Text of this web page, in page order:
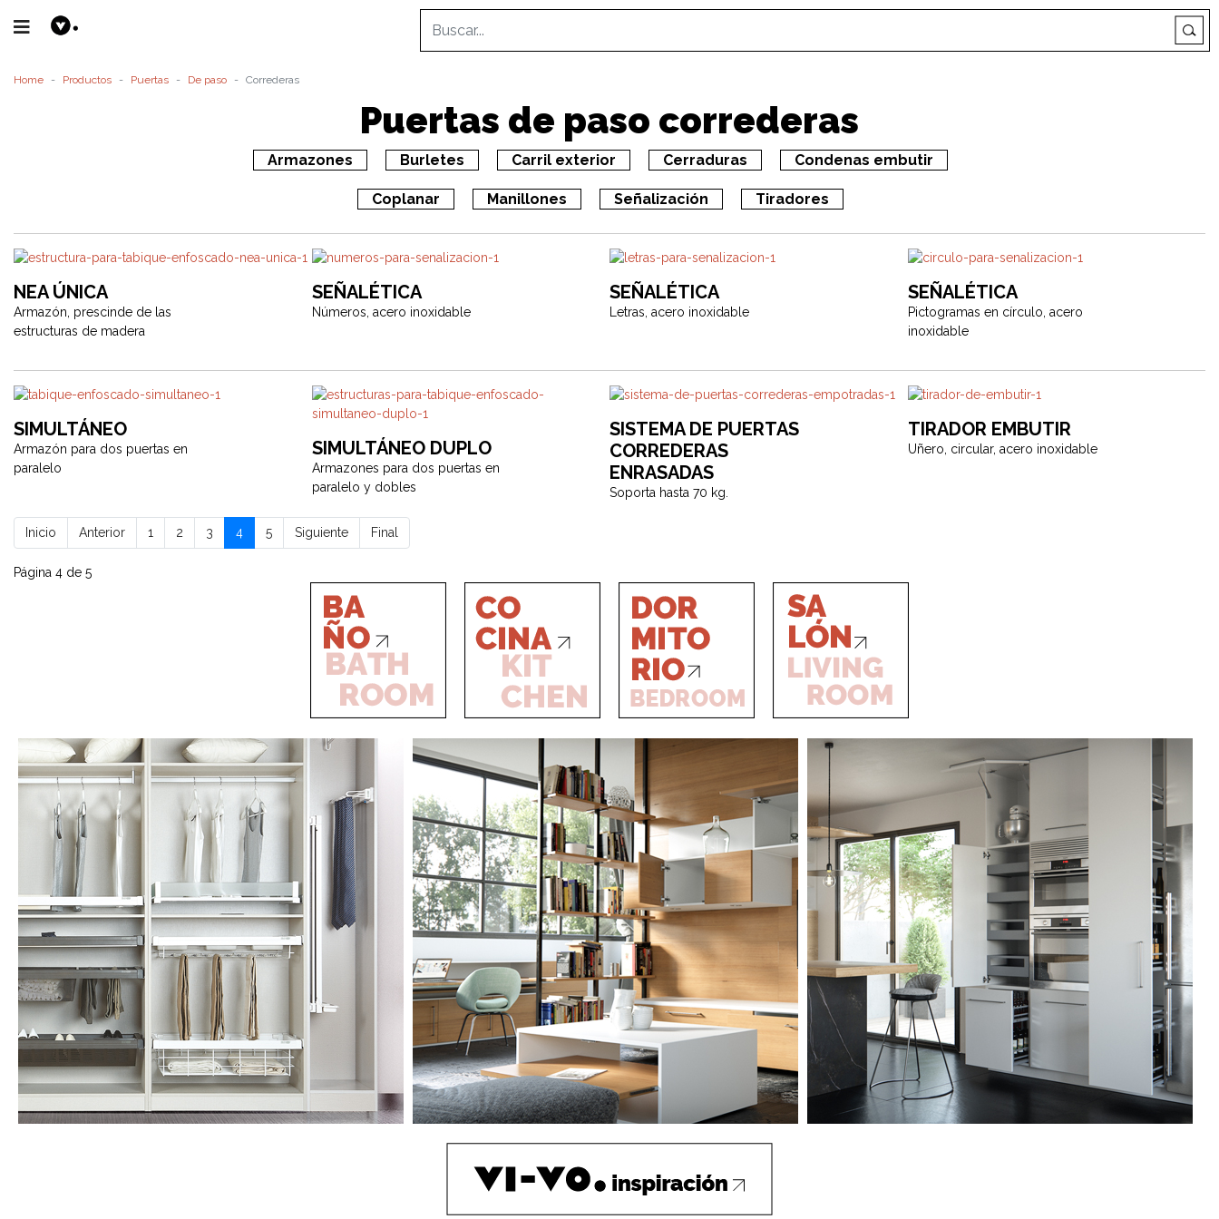
Home Productos Puertas De paso Correderas
Puertas de paso correderas
Armazones Burletes Carril exterior Cerraduras Condenas embutir
Coplanar Manillones Señalización Tiradores
NEA ÚNICA
Armazón, prescinde de las
estructuras de madera
SEÑALÉTICA
Números, acero inoxidable
SEÑALÉTICA
Letras, acero inoxidable
SEÑALÉTICA
Pictogramas en círculo, acero
inoxidable
SIMULTÁNEO
Armazón para dos puertas en
paralelo
SIMULTÁNEO DUPLO
Armazones para dos puertas en
paralelo y dobles
SISTEMA DE PUERTAS
CORREDERAS
ENRASADAS
Soporta hasta 70 kg.
TIRADOR EMBUTIR
Uñero, circular, acero inoxidable
Inicio Anterior 1 2 3 4 5 Siguiente Final
Página 4 de 5